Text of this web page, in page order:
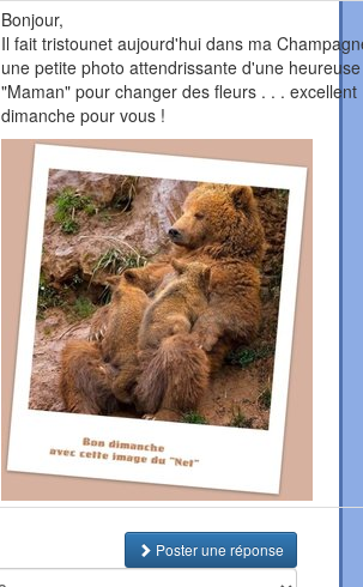
Bonjour,
Il fait tristounet aujourd'hui dans ma
une petite photo attendrissante d'une heureuse
"Maman" pour changer des fleurs . . . excellent
dimanche pour vous !
Poster une réponse